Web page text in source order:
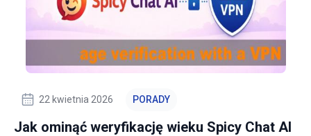
22 kwietnia 2026 PORADY
Jak ominąć weryfikację wieku Spicy Chat AI